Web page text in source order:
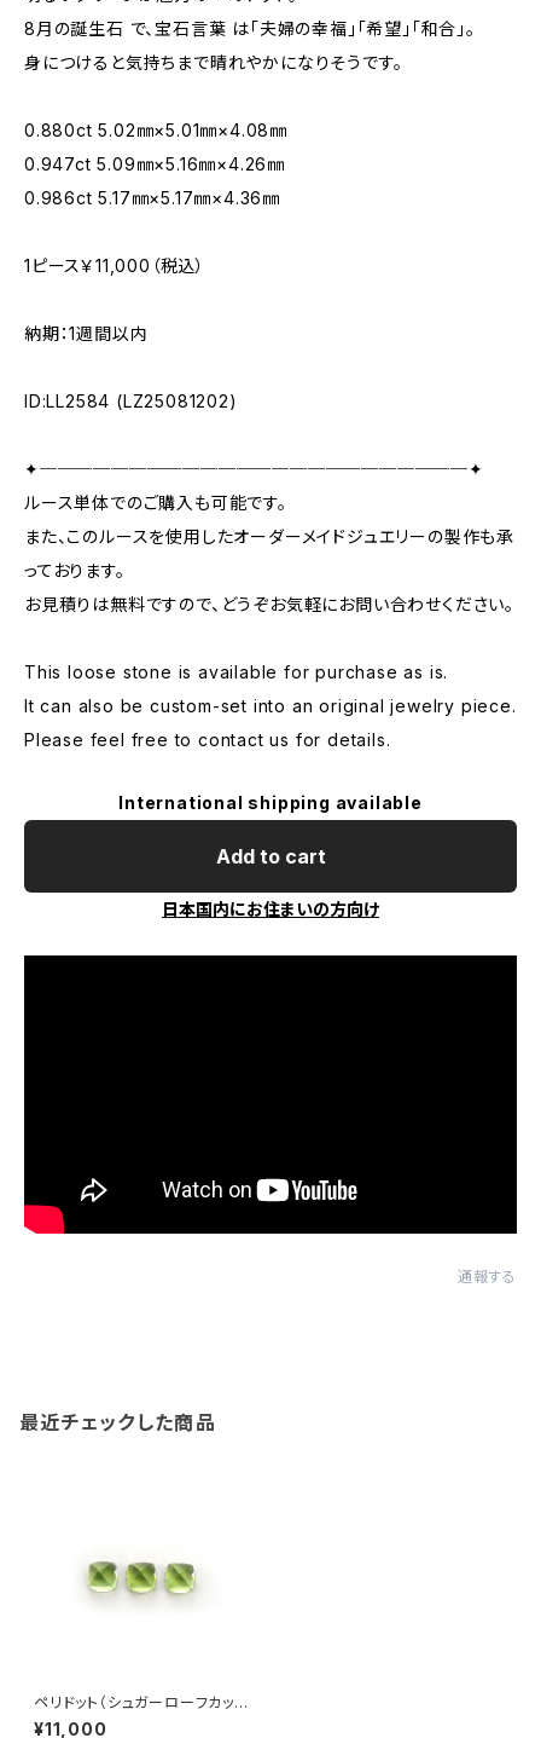
8月の誕生石 で、宝石言葉 は「夫婦の幸福」「希望」「和合」。
身につけると気持ちまで晴れやかになりそうです。
0.880ct 5.02㎜×5.01㎜×4.08㎜
0.947ct 5.09㎜×5.16㎜×4.26㎜
0.986ct 5.17㎜×5.17㎜×4.36㎜
1ピース￥11,000（税込）
納期：1週間以内
ID:LL2584 (LZ25081202)
✦────────────────────────✦
ルース単体でのご購入も可能です。
また、このルースを使用したオーダーメイドジュエリーの製作も承
っております。
お見積りは無料ですので、どうぞお気軽にお問い合わせください。
This loose stone is available for purchase as is.
It can also be custom-set into an original jewelry piece.
Please feel free to contact us for details.
International shipping available
Add to cart
日本国内にお住まいの方向け
通報する
最近チェックした商品
ペリドット（シュガーローフカッ
ト）
¥11,000